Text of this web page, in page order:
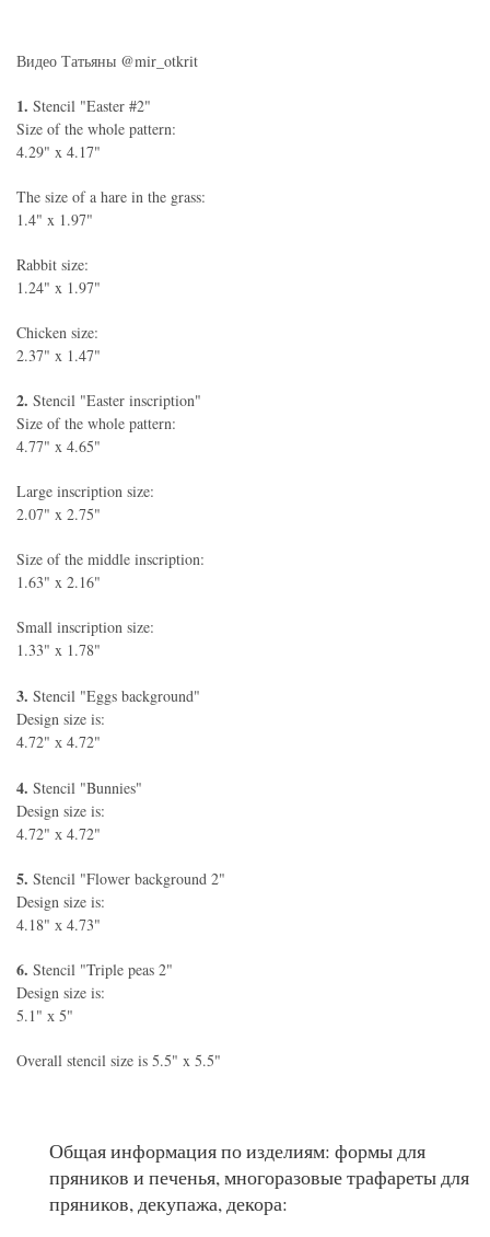
Видео Татьяны @mir_otkrit
1. Stencil "Easter #2"
Size of the whole pattern:
4.29" x 4.17"
The size of a hare in the grass:
1.4" x 1.97"
Rabbit size:
1.24" x 1.97"
Chicken size:
2.37" x 1.47"
2. Stencil "Easter inscription"
Size of the whole pattern:
4.77" x 4.65"
Large inscription size:
2.07" x 2.75"
Size of the middle inscription:
1.63" x 2.16"
Small inscription size:
1.33" x 1.78"
3. Stencil "Eggs background"
Design size is:
4.72" х 4.72"
4. Stencil "Bunnies"
Design size is:
4.72" х 4.72"
5. Stencil "Flower background 2"
Design size is:
4.18" х 4.73"
6. Stencil "Triple peas 2"
Design size is:
5.1" х 5"
Overall stencil size is 5.5" x 5.5"
Общая информация по изделиям: формы для
пряников и печенья, многоразовые трафареты для
пряников, декупажа, декора: